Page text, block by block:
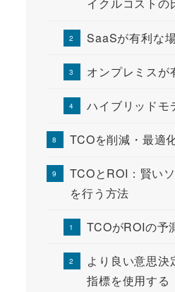
イクルコストの
SaaSが有利な
オンプレミスが
ハイブリッドモ
TCOを削減・最適
TCOとROI：賢い
を行う方法
TCOがROIの予
より良い意思決
指標を使用する